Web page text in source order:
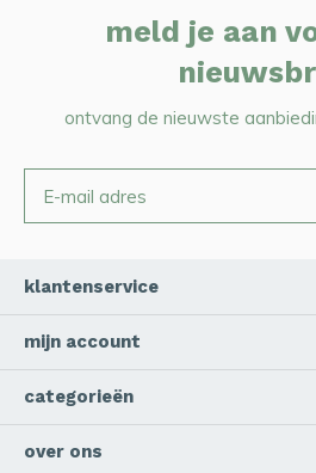
meld je aan
ontvang de nieuwste
klantenservice
mijn account
categorieën
over ons